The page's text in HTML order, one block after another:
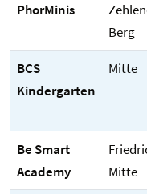
PhorMinis
Berg
BCS
Kindergarten
Mitte
Be Smart
Academy
Mitte